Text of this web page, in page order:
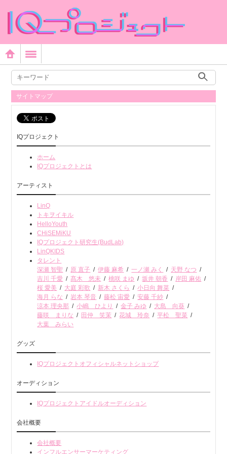
サイトマップ
IQプロジェクト
ホーム
IQプロジェクトとは
アーティスト
LinQ
トキヲイキル
HelloYouth
CHiSEMiKU
IQプロジェクト研究生(BudLab)
LinQKIDS
タレント
深瀬 智聖
原 直子 伊藤 麻希 一ノ瀬 みく
天野 なつ
吉川 千愛
髙木 悠未 桃咲 まゆ 坂井 朝香
岸田 麻佑
桜 愛美
大庭 彩歌 新木 さくら
小日向 舞菜
海月 らな
岩本 琴音 藤松 宙愛
安藤 千紗
涼本 理央那
小嶋 ひより 金子 みゆ
大島 向葵
藤咲 まりな
田仲 笑茉 花城 玲奈
平松 聖菜
大葉 みらい
グッズ
IQプロジェクトオフィシャルネットショップ
オーディション
IQプロジェクトアイドルオーディション
会社概要
会社概要
インフルエンサーマーケティング